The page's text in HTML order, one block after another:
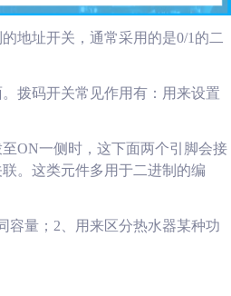
地址开关，通常采用的是0/1的二
拨码开关常见作用有：用来设置
ON一侧时，这下面两个引脚会接
。这类元件多用于二进制的编
容量；2、用来区分热水器某种功